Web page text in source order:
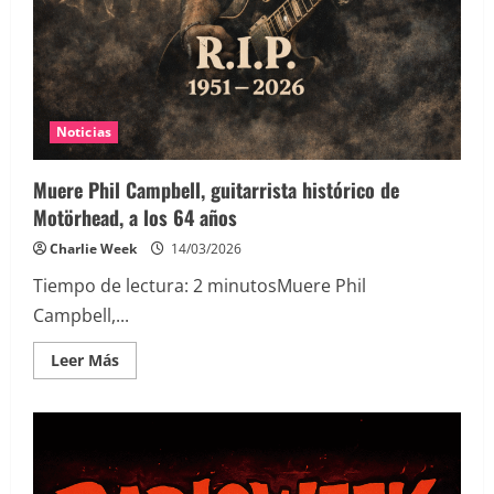
Noticias
Muere Phil Campbell, guitarrista histórico de
Motörhead, a los 64 años
Charlie Week 14/03/2026
Tiempo de lectura: 2 minutosMuere Phil
Campbell,...
Leer MásLeer
más
Campbell,
guitarrista
histórico